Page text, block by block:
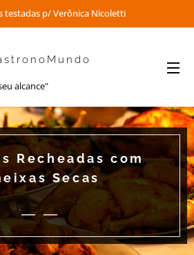
testadas p/ Verônica Nicoletti
alcance"
Recheadas com
Secas